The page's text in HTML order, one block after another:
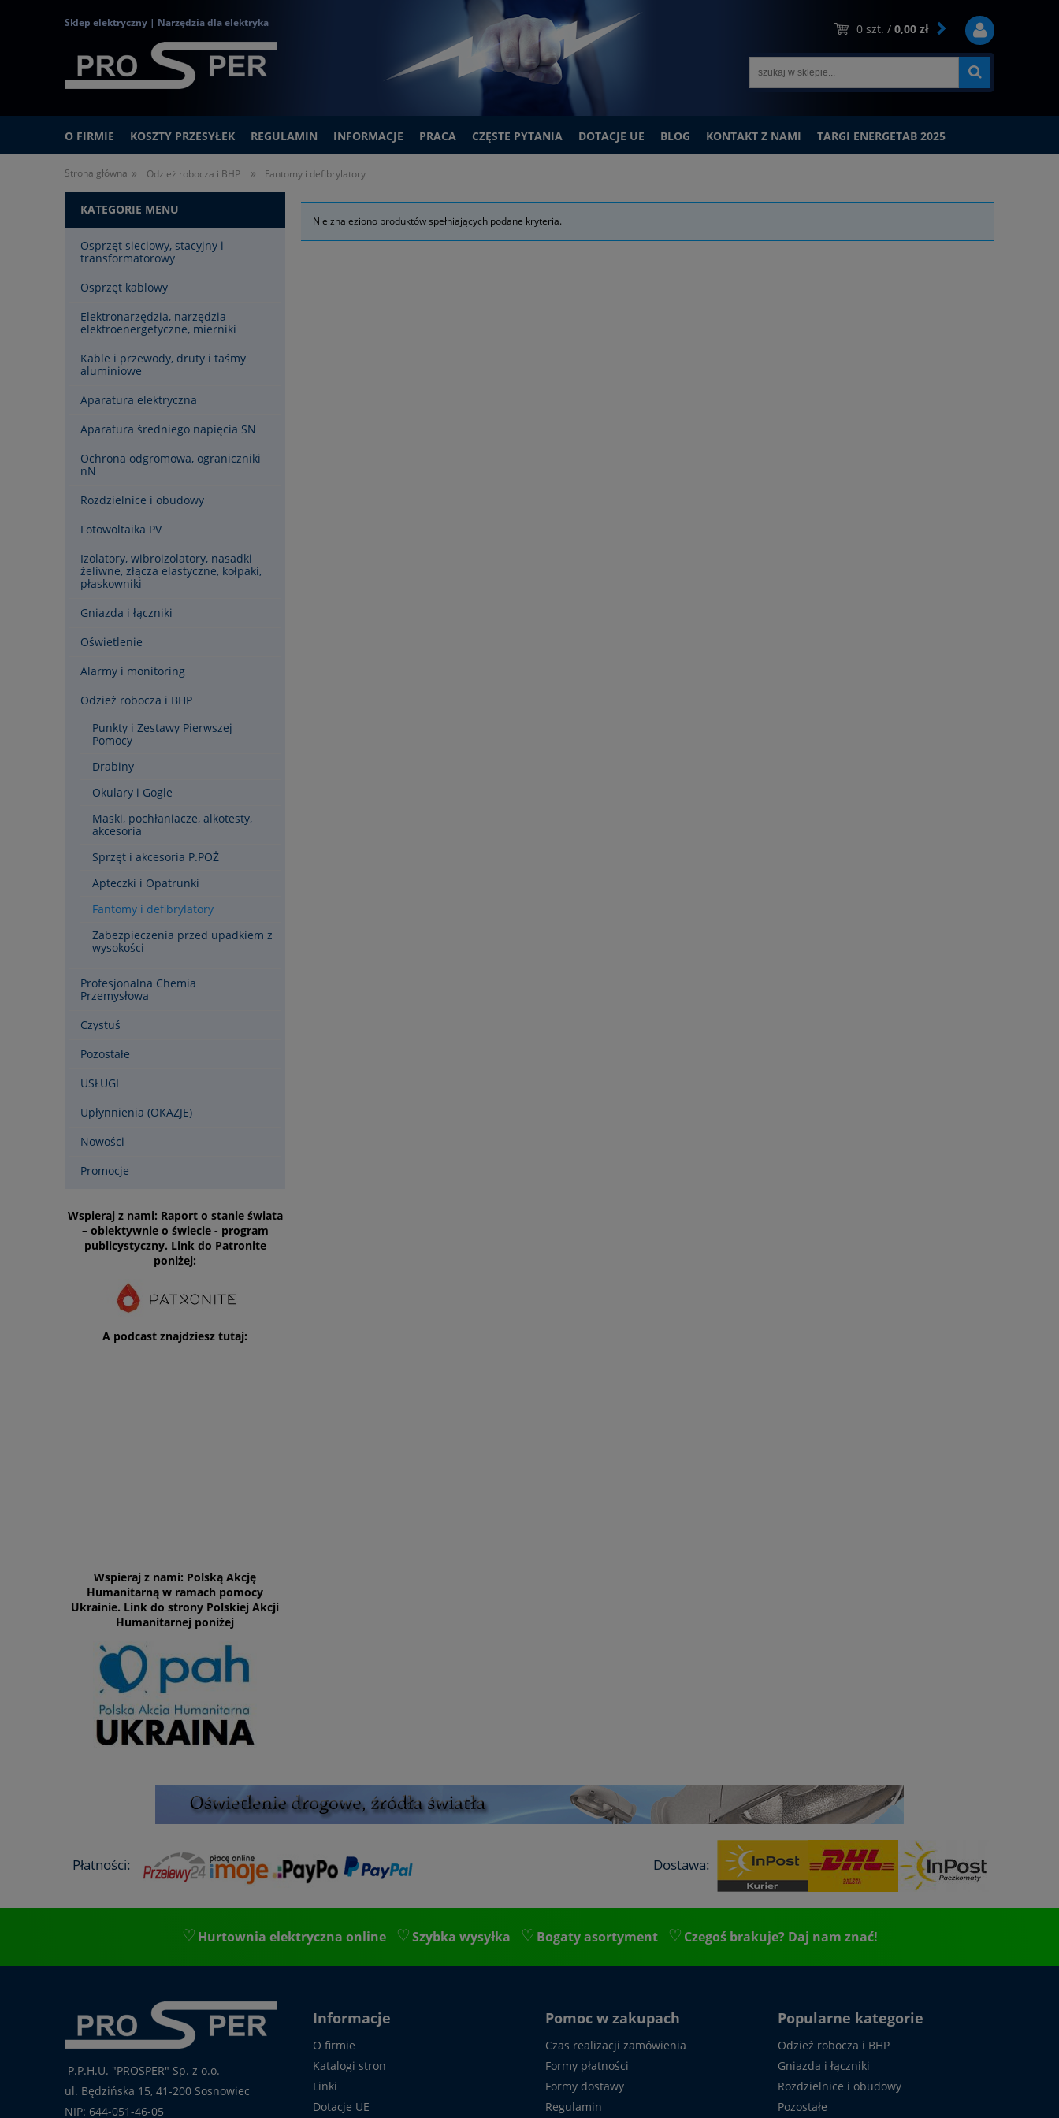
Sklep elektryczny | Narzędzia dla elektryka 0 szt. / 0,00 zł
O FIRMIE KOSZTY PRZESYŁEK REGULAMIN INFORMACJE PRACA CZĘSTE PYTANIA DOTACJE UE BLOG KONTAKT Z NAMI TARGI ENERGETAB 2025
Strona główna » Odzież robocza i BHP » Fantomy i defibrylatory
KATEGORIE MENU
Osprzęt sieciowy, stacyjny i
transformatorowy
Osprzęt kablowy
Elektronarzędzia, narzędzia
elektroenergetyczne, mierniki
Kable i przewody, druty i taśmy
aluminiowe
Aparatura elektryczna
Aparatura średniego napięcia SN
Ochrona odgromowa, ograniczniki
nN
Rozdzielnice i obudowy
Fotowoltaika PV
Izolatory, wibroizolatory, nasadki
żeliwne, złącza elastyczne, kołpaki,
płaskowniki
Gniazda i łączniki
Oświetlenie
Alarmy i monitoring
Odzież robocza i BHP
Punkty i Zestawy Pierwszej
Pomocy
Drabiny
Okulary i Gogle
Maski, pochłaniacze, alkotesty,
akcesoria
Sprzęt i akcesoria P.POŻ
Apteczki i Opatrunki
Fantomy i defibrylatory
Zabezpieczenia przed upadkiem z
wysokości
Profesjonalna Chemia
Przemysłowa
Czystuś
Pozostałe
USŁUGI
Upłynnienia (OKAZJE)
Nowości
Promocje
Wspieraj z nami: Raport o stanie świata
– obiektywnie o świecie - program
publicystyczny. Link do Patronite
poniżej:
A podcast znajdziesz tutaj:
Wspieraj z nami: Polską Akcję
Humanitarną w ramach pomocy
Ukrainie. Link do strony Polskiej Akcji
Humanitarnej poniżej
Nie znaleziono produktów spełniających podane kryteria.
Płatności: Dostawa:
Hurtownia elektryczna online Szybka wysyłka Bogaty asortyment Czegoś brakuje? Daj nam znać!
P.P.H.U. "PROSPER" Sp. z o.o.
ul. Będzińska 15, 41-200 Sosnowiec
NIP: 644-051-46-05
Informacje
O firmie
Katalogi stron
Linki
Dotacje UE
Pomoc w zakupach
Czas realizacji zamówienia
Formy płatności
Formy dostawy
Regulamin
Popularne kategorie
Odzież robocza i BHP
Gniazda i łączniki
Rozdzielnice i obudowy
Pozostałe